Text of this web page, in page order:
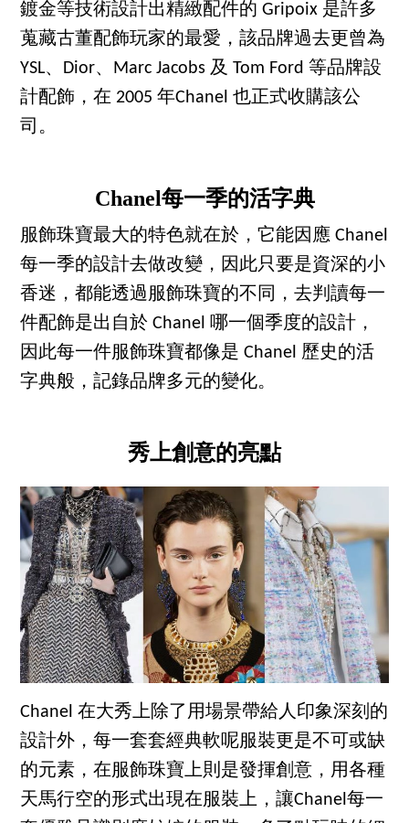
鍍金等技術設計出精緻配件的 Gripoix 是許多
蒐藏古董配飾玩家的最愛，該品牌過去更曾為
YSL、Dior、Marc Jacobs 及 Tom Ford 等品牌設
計配飾，在 2005 年Chanel 也正式收購該公
司。
Chanel每一季的活字典
服飾珠寶最大的特色就在於，它能因應 Chanel
每一季的設計去做改變，因此只要是資深的小
香迷，都能透過服飾珠寶的不同，去判讀每一
件配飾是出自於 Chanel 哪一個季度的設計，
因此每一件服飾珠寶都像是 Chanel 歷史的活
字典般，記錄品牌多元的變化。
秀上創意的亮點
Chanel 在大秀上除了用場景帶給人印象深刻的
設計外，每一套套經典軟呢服裝更是不可或缺
的元素，在服飾珠寶上則是發揮創意，用各種
天馬行空的形式出現在服裝上，讓Chanel每一